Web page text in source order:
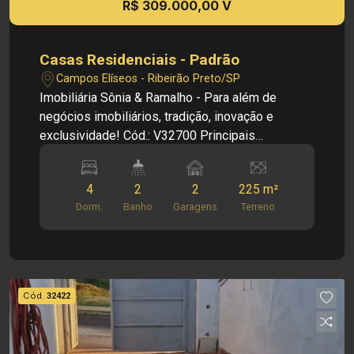
R$ 309.000,00 V
Casas Residenciais - Padrão
Campos Elíseos - Ribeirão Preto/SP
Imobiliária Sônia & Ramalho - Para além de
negócios imobiliários, tradição, inovação e
exclusividade! Cód.: V32700 Principais
2 dormitórios - Cozinha - Área de serviço - 2
vagas de garagem Informações bônus: - Edícula
com 2 dormitórios e banheiro Dimensões: -
225,00 m² área terreno - 175,27 m² área
qualquer informação referente a valores, dados e
disponibilidade de seus imóveis, sem aviso
prévio.
4
Dorm.
2
Banho
2
Garagens
225 m²
Terreno
Cód. 32422